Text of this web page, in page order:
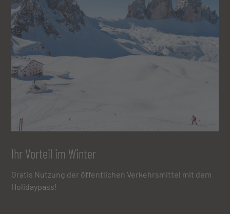
Ihr Vorteil im Winter
Gratis Nutzung der öffentlichen Verkehrsmittel mit dem
Holidaypass!